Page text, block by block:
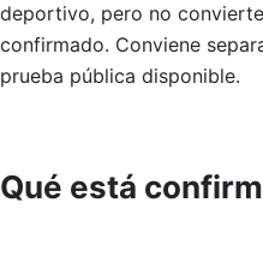
deportivo, pero no
confirmado. Conviene
prueba pública disponible.
Qué está